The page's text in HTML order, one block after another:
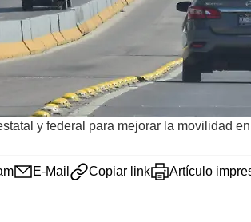
y federal para mejorar la movilidad
E-Mail Copiar link Artículo